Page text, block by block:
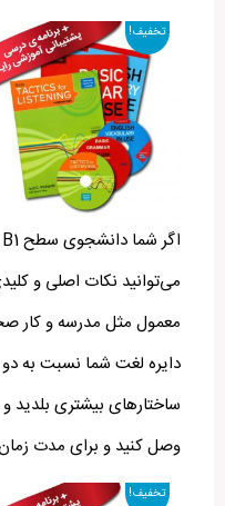
تخفیف!
می‌توانید نکات اصلی و
معمول مثل مدرسه و کار
دایره لغت شما نسبت به
ساختارهای بیشتری بلدید
وصل کنید و برای مدت
تخفیف!